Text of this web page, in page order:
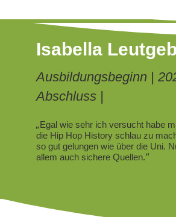
Isabella Leutgeb
Ausbildungsbeginn |
Abschluss |
„Egal wie sehr ich versucht habe
die Hip Hop History schlau zu
so gut gelungen wie über die Uni.
allem auch sichere Quellen.“